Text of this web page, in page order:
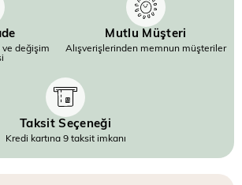
değişim
Mutlu Müşteri
Alışverişlerinden memnun müşteriler
Taksit Seçeneği
Kredi kartına 9 taksit imkanı